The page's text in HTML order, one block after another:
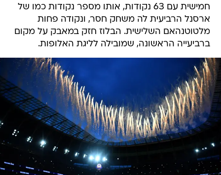
חמישית עם 63 נקודות, אותו מספר נקודות כמו של
ארסנל הרביעית לה משחק חסר, ונקודה פחות
מלטוטנהאם השלישית. הבלוז חזק במאבק על מקום
ברביעייה הראשונה, שמובילה לליגת האלופות.